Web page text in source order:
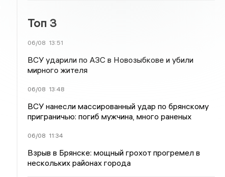
Топ 3
06/08 13:51
ВСУ ударили по АЗС в Новозыбкове и убили
мирного жителя
06/08 13:48
ВСУ нанесли массированный удар по брянскому
приграничью: погиб мужчина, много раненых
06/08 11:34
Взрыв в Брянске: мощный грохот прогремел в
нескольких районах города